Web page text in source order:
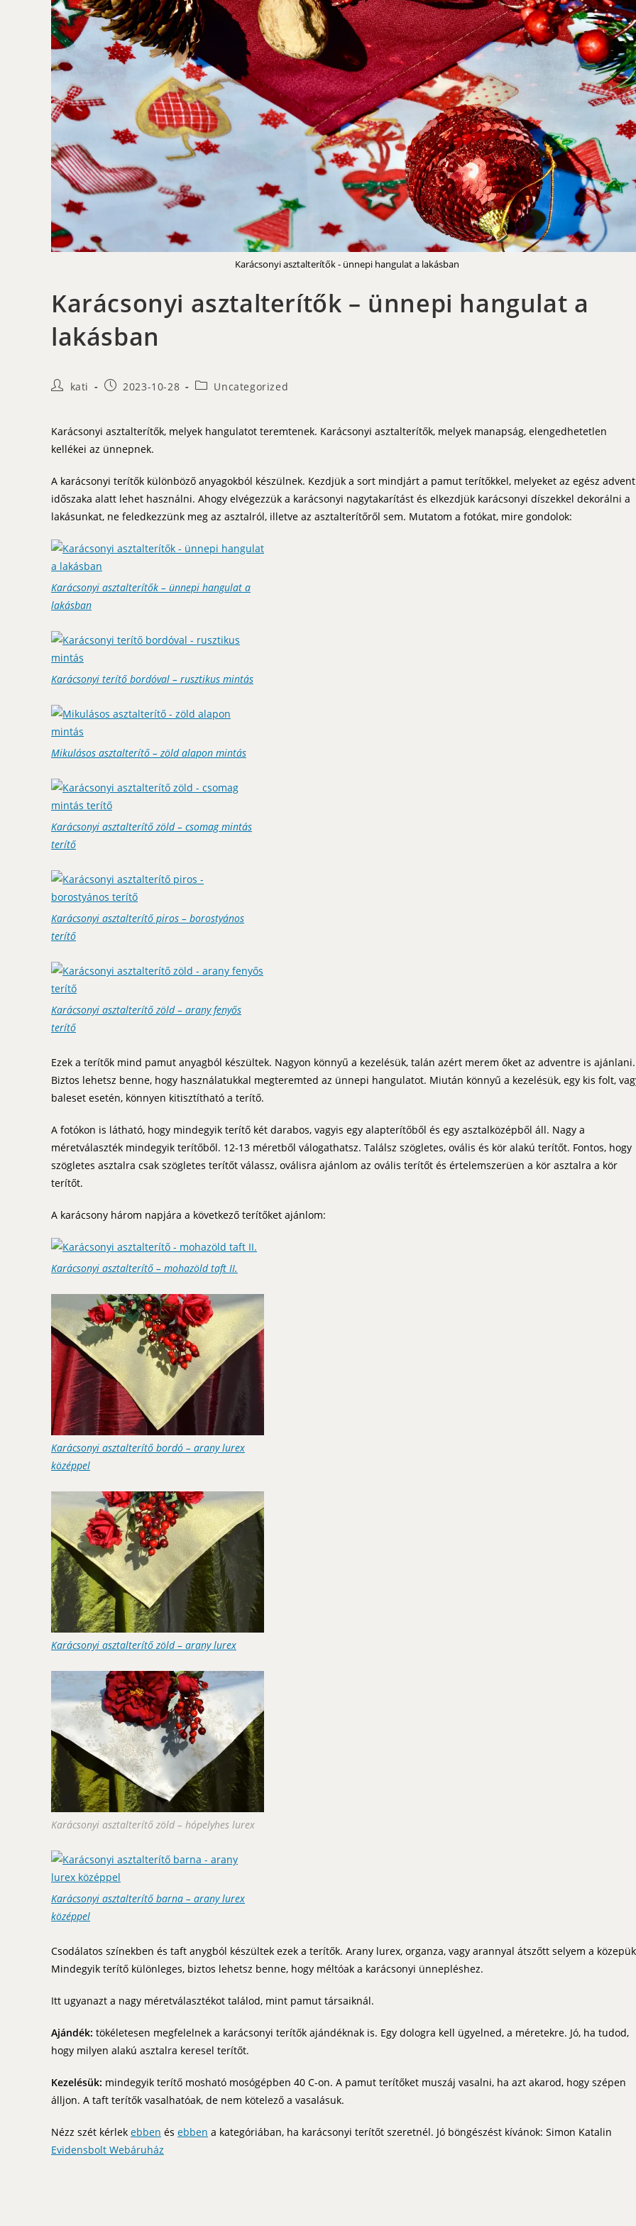
Karácsonyi asztalterítők - ünnepi hangulat a lakásban
Karácsonyi asztalterítők – ünnepi hangulat a
lakásban
Postkati
Post2023-10-28
PostUncategorized
Karácsonyi asztalterítők, melyek hangulatot teremtenek. Karácsonyi asztalterítők, melyek manapság, elengedhetetlen
kellékei az ünnepnek.
A karácsonyi terítők különböző anyagokból készülnek. Kezdjük a sort mindjárt a pamut terítőkkel, melyeket az egész advent
időszaka alatt lehet használni. Ahogy elvégezzük a karácsonyi nagytakarítást és elkezdjük karácsonyi díszekkel dekorálni a
lakásunkat, ne feledkezzünk meg az asztalról, illetve az asztalterítőről sem. Mutatom a fotókat, mire gondolok:
Karácsonyi asztalterítők – ünnepi hangulat a
lakásban
Karácsonyi terítő bordóval – rusztikus mintás
Mikulásos asztalterítő – zöld alapon mintás
Karácsonyi asztalterítő zöld – csomag mintás
terítő
Karácsonyi asztalterítő piros – borostyános
terítő
Karácsonyi asztalterítő zöld – arany fenyős
terítő
Ezek a terítők mind pamut anyagból készültek. Nagyon könnyű a kezelésük, talán azért merem őket az adventre is ajánlani.
Biztos lehetsz benne, hogy használatukkal megteremted az ünnepi hangulatot. Miután könnyű a kezelésük, egy kis folt,
baleset esetén, könnyen kitisztítható a terítő.
A fotókon is látható, hogy mindegyik terítő két darabos, vagyis egy alapterítőből és egy asztalközépből áll. Nagy a
méretválaszték mindegyik terítőből. 12-13 méretből válogathatsz. Találsz szögletes, ovális és kör alakú terítőt. Fontos, hogy
szögletes asztalra csak szögletes terítőt válassz, oválisra ajánlom az ovális terítőt és értelemszerüen a kör asztalra a kör
terítőt.
A karácsony három napjára a következő terítőket ajánlom:
Karácsonyi asztalterítő – mohazöld taft II.
Karácsonyi asztalterítő bordó – arany lurex
középpel
Karácsonyi asztalterítő zöld – arany lurex
Karácsonyi asztalterítő zöld – hópelyhes lurex
Karácsonyi asztalterítő barna – arany lurex
középpel
Csodálatos színekben és taft anygból készültek ezek a terítők. Arany lurex, organza, vagy arannyal átszőtt selyem a
Mindegyik terítő különleges, biztos lehetsz benne, hogy méltóak a karácsonyi ünnepléshez.
Itt ugyanazt a nagy méretválasztékot találod, mint pamut társaiknál.
Ajándék: tökéletesen megfelelnek a karácsonyi terítők ajándéknak is. Egy dologra kell ügyelned, a méretekre. Jó, ha tudod,
hogy milyen alakú asztalra keresel terítőt.
Kezelésük: mindegyik terítő mosható mosógépben 40 C-on. A pamut terítőket muszáj vasalni, ha azt akarod, hogy szépen
álljon. A taft terítők vasalhatóak, de nem kötelező a vasalásuk.
Nézz szét kérlek ebben és ebben a kategóriában, ha karácsonyi terítőt szeretnél. Jó böngészést kívánok: Simon Katalin
Evidensbolt Webáruház